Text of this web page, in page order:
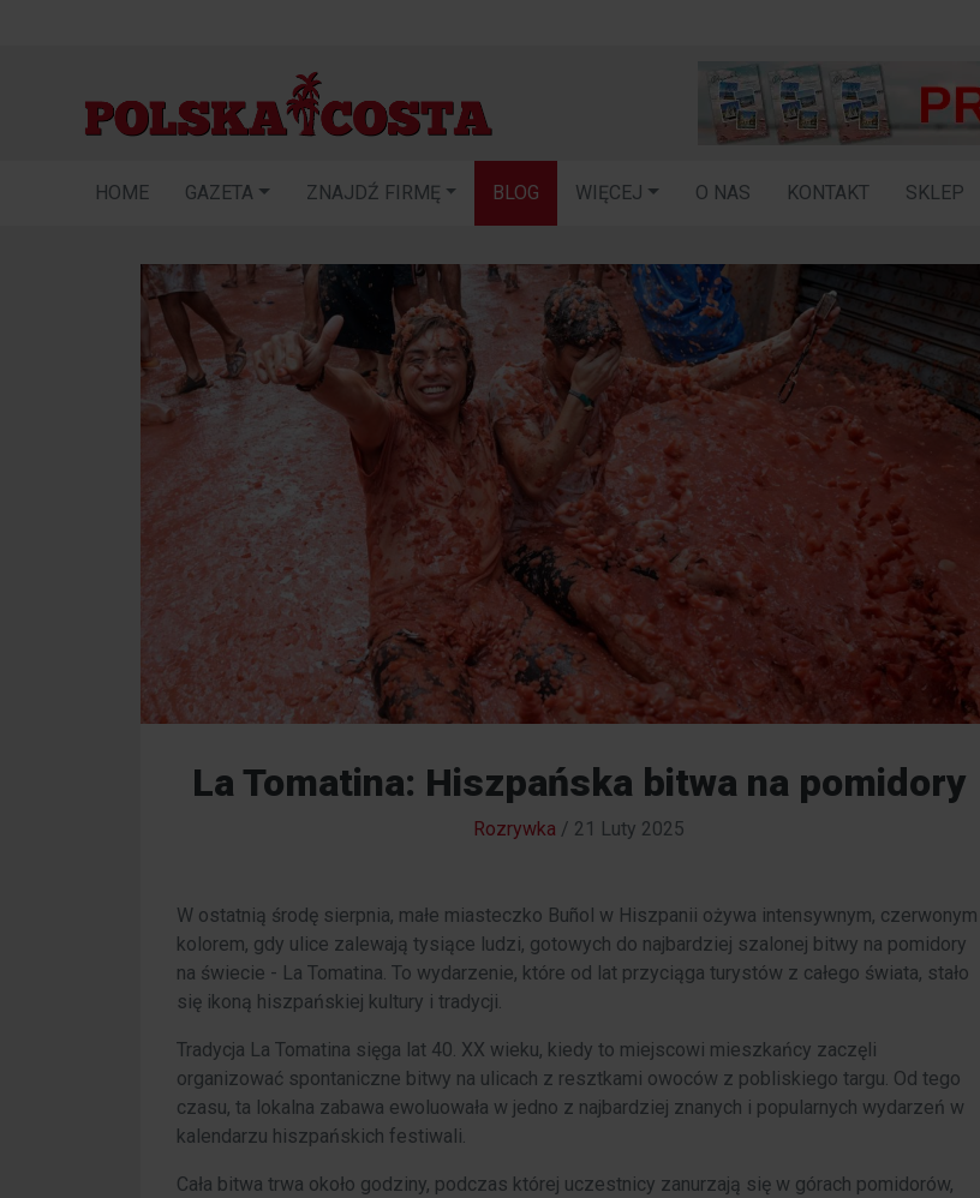
HOME GAZETA ZNAJDŹ FIRMĘ BLOG WIĘCEJ O NAS KONTAKT SKLEP
La Tomatina: Hiszpańska bitwa na pomidory
Rozrywka / 21 Luty 2025
W ostatnią środę sierpnia, małe miasteczko Buñol w Hiszpanii ożywa intensywnym, czerwonym
kolorem, gdy ulice zalewają tysiące ludzi, gotowych do najbardziej szalonej bitwy na pomidory
na świecie - La Tomatina. To wydarzenie, które od lat przyciąga turystów z całego świata, stało
się ikoną hiszpańskiej kultury i tradycji.
Tradycja La Tomatina sięga lat 40. XX wieku, kiedy to miejscowi mieszkańcy zaczęli
organizować spontaniczne bitwy na ulicach z resztkami owoców z pobliskiego targu. Od tego
czasu, ta lokalna zabawa ewoluowała w jedno z najbardziej znanych i popularnych wydarzeń w
kalendarzu hiszpańskich festiwali.
Cała bitwa trwa około godziny, podczas której uczestnicy zanurzają się w górach pomidorów,